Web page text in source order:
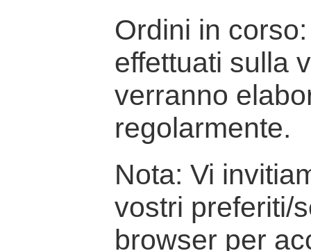
Ordini in
effettuati sulla
verranno
regolarmente.
Nota: Vi
vostri preferiti/
browser per